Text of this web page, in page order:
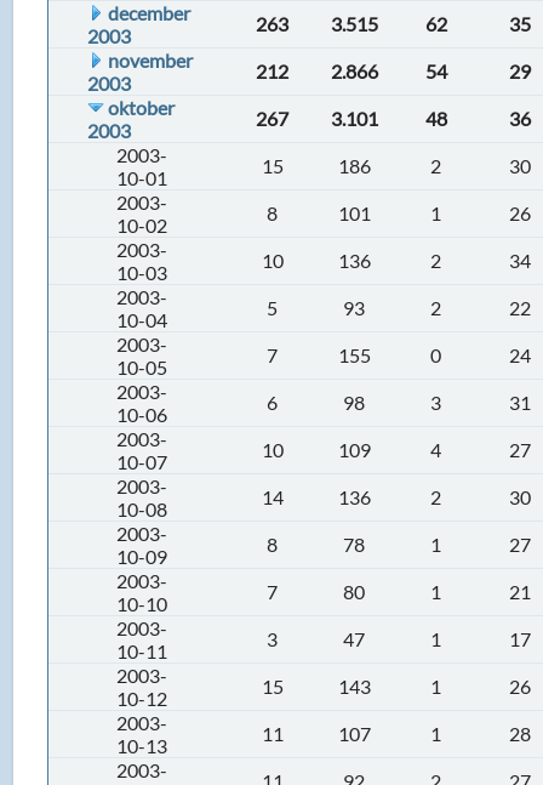
december
2003
263 3.515 62
35
november
2003
212 2.866 54
29
oktober
2003
267 3.101 48
36
2003-
10-01
15 186 2
30
2003-
10-02
8 101 1
26
2003-
10-03
10 136 2
34
2003-
10-04
5 93 2
22
2003-
10-05
7 155 0
24
2003-
10-06
6 98 3
31
2003-
10-07
10 109 4
27
2003-
10-08
14 136 2
30
2003-
10-09
8 78 1
27
2003-
10-10
7 80 1
21
2003-
10-11
3 47 1
17
2003-
10-12
15 143 1
26
2003-
10-13
11 107 1
28
2003-